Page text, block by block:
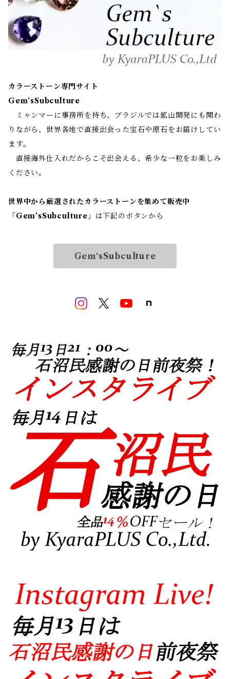
カラーストーン専門サイト
Gem‘sSubculture
ミャンマーに事務所を持ち、ブラジルでは鉱山開発にも関わ
りながら、世界各地で直接出会った宝石や原石をお届けしてい
ます。
直接海外仕入れだからこそ出会える、希少な一粒をお楽しみ
ください。
世界中から厳選されたカラーストーンを集めて販売中
「 Gem‘sSubculture 」は下記のボタンから
Gem‘sSubculture